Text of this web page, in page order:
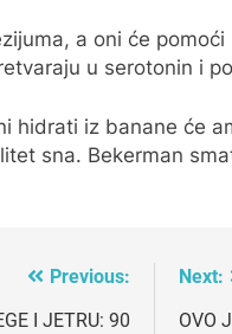
a oni će
u serotonin i
hidrati iz banane će
sna. Bekerman
Previous:
I JETRU: 90
Next:
OVO